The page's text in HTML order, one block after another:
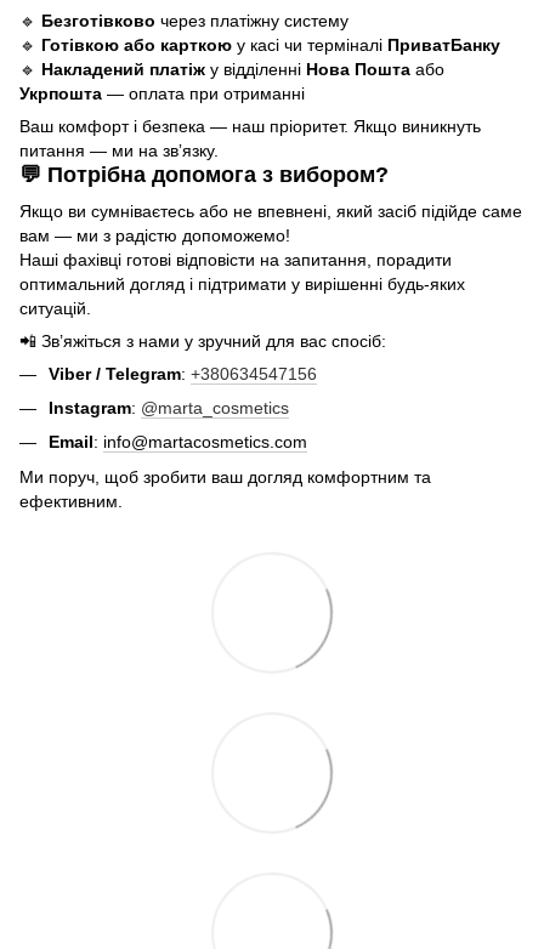
🔹 Безготівково через платіжну систему
🔹 Готівкою або карткою у касі чи терміналі ПриватБанку
🔹 Накладений платіж у відділенні Нова Пошта або
Укрпошта — оплата при отриманні
Ваш комфорт і безпека — наш пріоритет. Якщо виникнуть
питання — ми на звʼязку.
💬 Потрібна допомога з вибором?
Якщо ви сумніваєтесь або не впевнені, який засіб підійде саме
вам — ми з радістю допоможемо!
Наші фахівці готові відповісти на запитання, порадити
оптимальний догляд і підтримати у вирішенні будь-яких
ситуацій.
📲 Зв’яжіться з нами у зручний для вас спосіб:
Viber / Telegram: +380634547156
Instagram: @marta_cosmetics
Email: info@martacosmetics.com
Ми поруч, щоб зробити ваш догляд комфортним та
ефективним.